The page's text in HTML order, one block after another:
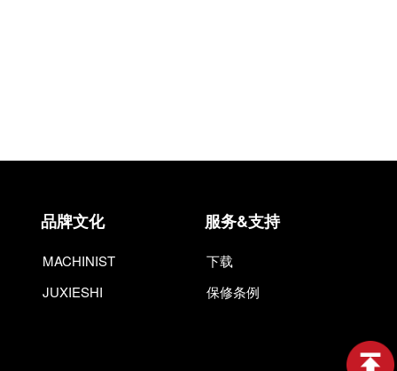
品牌文化
MACHINIST
JUXIESHI
服务&支持
下载
保修条例